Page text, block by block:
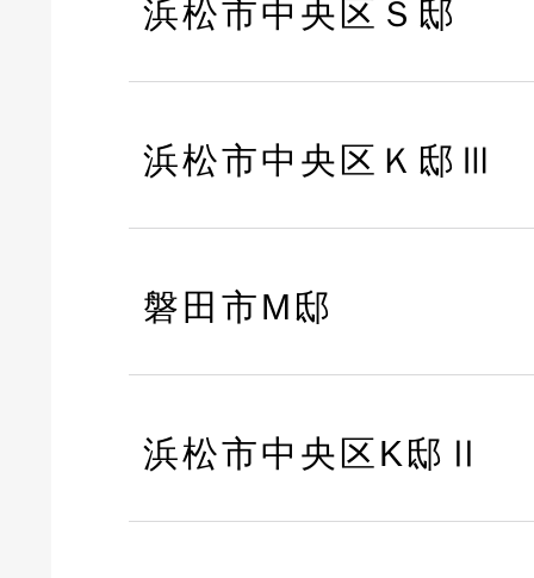
浜松市中央区Ｓ邸
浜松市中央区Ｋ邸Ⅲ
磐田市M邸
浜松市中央区K邸Ⅱ